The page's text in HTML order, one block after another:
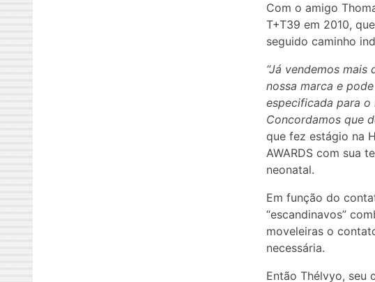
Com o amigo
T+T39 em 2010,
seguido caminho
“Já vendemos
nossa marca e
especificada para o
Concordamos que
que fez estágio na
AWARDS com sua
neonatal.
Em função do
“escandinavos”
moveleiras o
necessária.
Então Thélvyo, seu